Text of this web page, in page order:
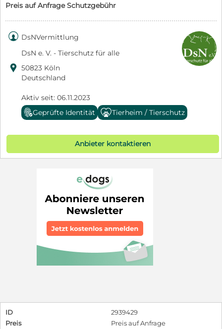
Preis auf Anfrage Schutzgebühr
 DsNVermittlung
DsN e. V. - Tierschutz für alle
 50823 Köln
Deutschland
Aktiv seit: 06.11.2023
Geprüfte Identität
Tierheim / Tierschutz
Anbieter kontaktieren
ID
2939429
Preis
Preis auf Anfrage